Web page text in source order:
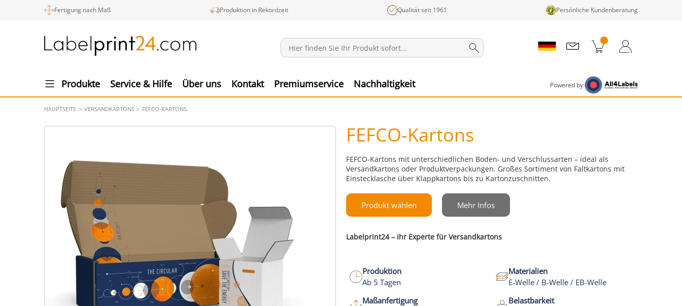
Fertigung nach Maß Produktion in Rekordzeit Qualität seit 1961 Persönliche Kundenberatung
Produkte Service & Hilfe Über uns Kontakt Premiumservice Nachhaltigkeit Powered by:
HAUPTSEITE VERSANDKARTONS FEFCO-KARTONS
FEFCO-Kartons
FEFCO-Kartons mit unterschiedlichen Boden- und Verschlussarten – ideal als
Versandkartons oder Produktverpackungen. Großes Sortiment von Faltkartons mit
Einstecklasche über Klappkartons bis zu Kartonzuschnitten.
Produkt wählen Mehr Infos
Labelprint24 – Ihr Experte für Versandkartons
Produktion
Ab 5 Tagen
Materialien
E-Welle / B-Welle / EB-Welle
Maßanfertigung
Belastbarkeit